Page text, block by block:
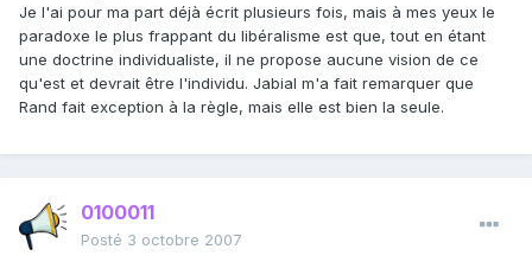
Je l'ai pour ma part déjà écrit plusieurs fois, mais à mes yeux le
paradoxe le plus frappant du libéralisme est que, tout en étant
une doctrine individualiste, il ne propose aucune vision de ce
qu'est et devrait être l'individu. Jabial m'a fait remarquer que
Rand fait exception à la règle, mais elle est bien la seule.
0100011
Posté 3 octobre 2007